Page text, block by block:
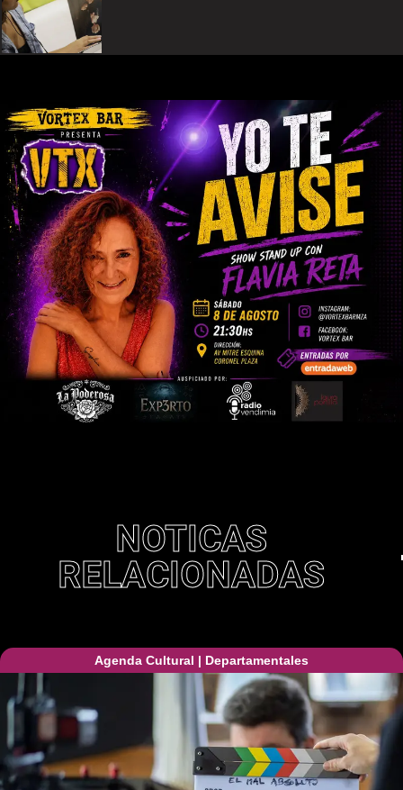
NOTICAS
RELACIONADAS
Agenda Cultural | Departamentales